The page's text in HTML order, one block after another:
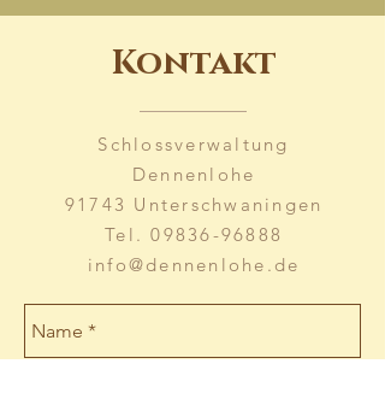
Kontakt
Schlossverwaltung
Dennenlohe
91743 Unterschwaningen
Tel.09836-96888
info@dennenlohe.de